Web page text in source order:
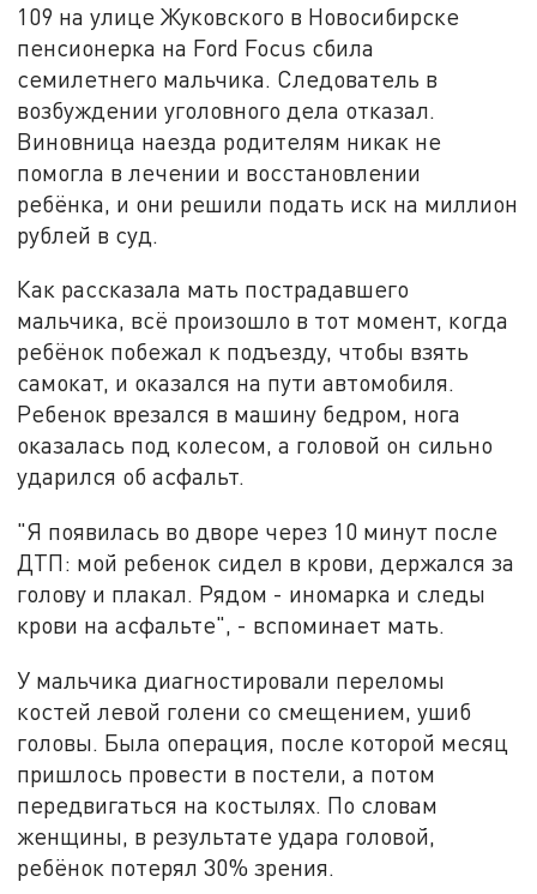
109 на улице Жуковского в Новосибирске
пенсионерка на Ford Focus сбила
семилетнего мальчика. Следователь в
возбуждении уголовного дела отказал.
Виновница наезда родителям никак не
помогла в лечении и восстановлении
ребёнка, и они решили подать иск на миллион
рублей в суд.
Как рассказала мать пострадавшего
мальчика, всё произошло в тот момент, когда
ребёнок побежал к подъезду, чтобы взять
самокат, и оказался на пути автомобиля.
Ребенок врезался в машину бедром, нога
оказалась под колесом, а головой он сильно
ударился об асфальт.
"Я появилась во дворе через 10 минут после
ДТП: мой ребенок сидел в крови, держался за
голову и плакал. Рядом - иномарка и следы
крови на асфальте", - вспоминает мать.
У мальчика диагностировали переломы
костей левой голени со смещением, ушиб
головы. Была операция, после которой месяц
пришлось провести в постели, а потом
передвигаться на костылях. По словам
женщины, в результате удара головой,
ребёнок потерял 30% зрения.